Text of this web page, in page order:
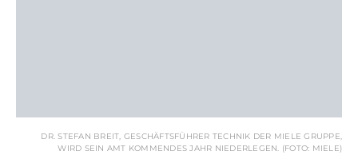
DR. STEFAN BREIT, GESCHÄFTSFÜHRER TECHNIK DER MIELE GRUPPE,
WIRD SEIN AMT KOMMENDES JAHR NIEDERLEGEN. (FOTO: MIELE)